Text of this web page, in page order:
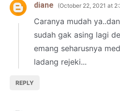
diane October 22, 2021 at
Caranya mudah
sudah gak asing lagi
emang seharusnya
ladang rejeki...
REPLY